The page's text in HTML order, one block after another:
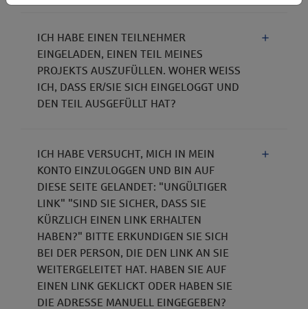
ICH HABE EINEN TEILNEHMER
EINGELADEN, EINEN TEIL MEINES
PROJEKTS AUSZUFÜLLEN. WOHER WEISS I
CH, DASS ER/SIE SICH EINGELOGGT UND D
EN TEIL AUSGEFÜLLT HAT?
ICH HABE VERSUCHT, MICH IN MEIN
KONTO EINZULOGGEN UND BIN AUF
DIESE SEITE GELANDET: "UNGÜLTIGER
LINK" "SIND SIE SICHER, DASS SIE
KÜRZLICH EINEN LINK ERHALTEN
HABEN?" BITTE ERKUNDIGEN SIE SICH
BEI DER PERSON, DIE DEN LINK AN SIE
WEITERGELEITET HAT. HABEN SIE AUF
EINEN LINK GEKLICKT ODER HABEN SIE
DIE ADRESSE MANUELL EINGEGEBEN?